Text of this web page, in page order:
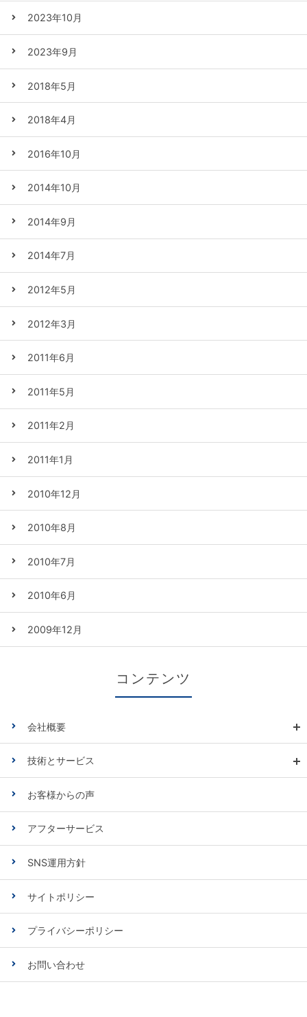
2023年10月
2023年9月
2018年5月
2018年4月
2016年10月
2014年10月
2014年9月
2014年7月
2012年5月
2012年3月
2011年6月
2011年5月
2011年2月
2011年1月
2010年12月
2010年8月
2010年7月
2010年6月
2009年12月
コンテンツ
会社概要
技術とサービス
お客様からの声
アフターサービス
SNS運用方針
サイトポリシー
プライバシーポリシー
お問い合わせ